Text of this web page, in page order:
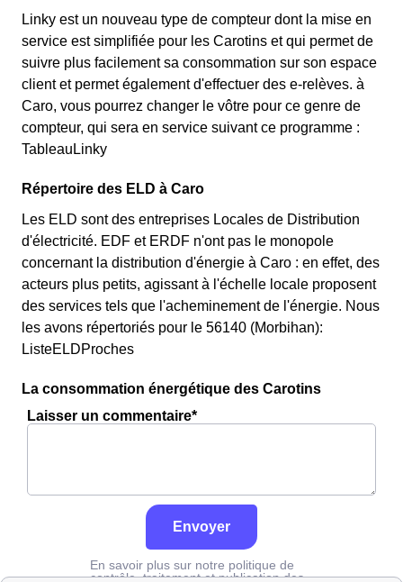
Linky est un nouveau type de compteur dont la mise en
service est simplifiée pour les Carotins et qui permet de
suivre plus facilement sa consommation sur son espace
client et permet également d'effectuer des e-relèves. à
Caro, vous pourrez changer le vôtre pour ce genre de
compteur, qui sera en service suivant ce programme :
TableauLinky
Répertoire des ELD à Caro
Les ELD sont des entreprises Locales de Distribution
d'électricité. EDF et ERDF n'ont pas le monopole
concernant la distribution d'énergie à Caro : en effet, des
acteurs plus petits, agissant à l'échelle locale proposent
des services tels que l'acheminement de l'énergie. Nous
les avons répertoriés pour le 56140 (Morbihan):
ListeELDProches
La consommation énergétique des Carotins
Laisser un commentaire*
Envoyer
En savoir plus sur notre politique de
contrôle, traitement et publication des